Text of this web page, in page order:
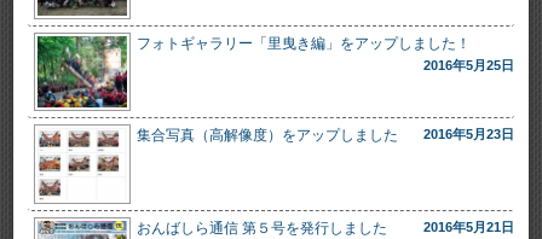
フォトギャラリー「里曳き編」をアップしました！
2016年5月25日
集合写真（高解像度）をアップしました 2016年5月23日
おんばしら通信 第５号を発行しました 2016年5月21日